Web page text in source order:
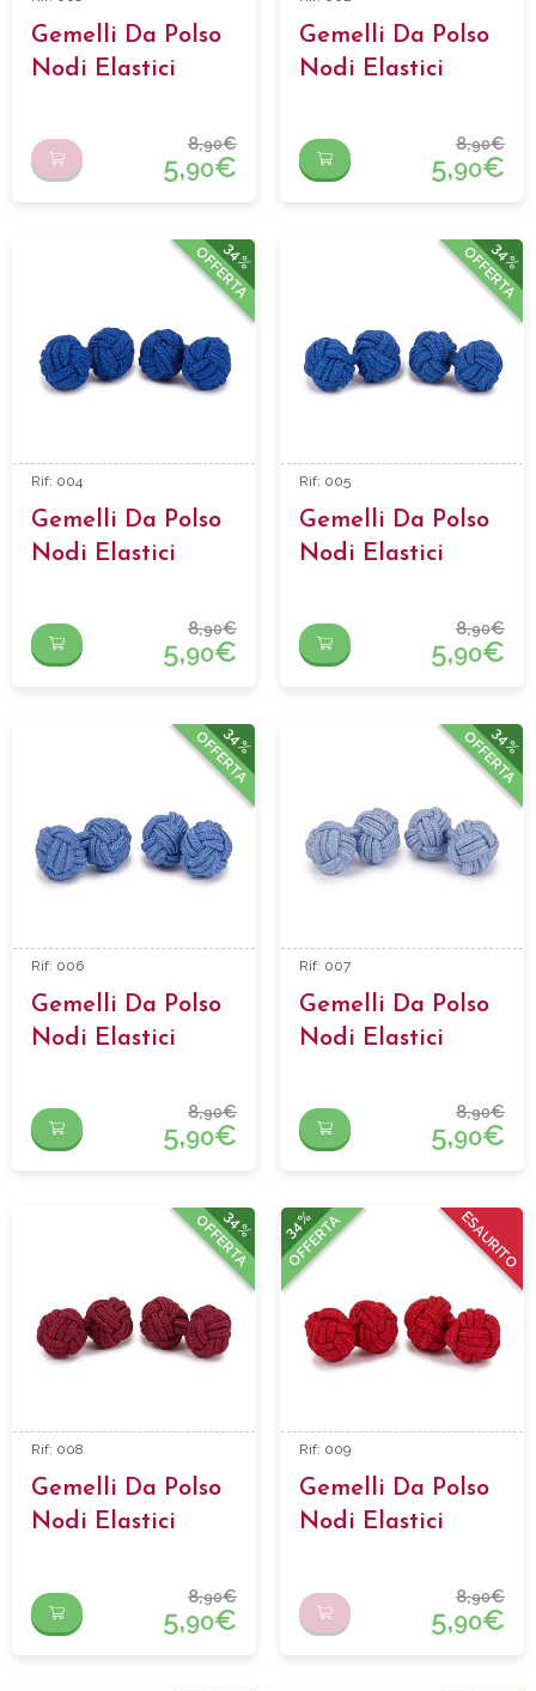
Gemelli Da Polso
Nodi Elastici
8,90€
5,90€
Gemelli Da Polso
Nodi Elastici
8,90€
5,90€
34%
OFFERTA
Rif: 004
Gemelli Da Polso
Nodi Elastici
8,90€
5,90€
34%
OFFERTA
Rif: 005
Gemelli Da Polso
Nodi Elastici
8,90€
5,90€
34%
OFFERTA
Rif: 006
Gemelli Da Polso
Nodi Elastici
8,90€
5,90€
34%
OFFERTA
Rif: 007
Gemelli Da Polso
Nodi Elastici
8,90€
5,90€
34%
OFFERTA
Rif: 008
Gemelli Da Polso
Nodi Elastici
8,90€
5,90€
ESAURITO
34%
OFFERTA
Rif: 009
Gemelli Da Polso
Nodi Elastici
8,90€
5,90€